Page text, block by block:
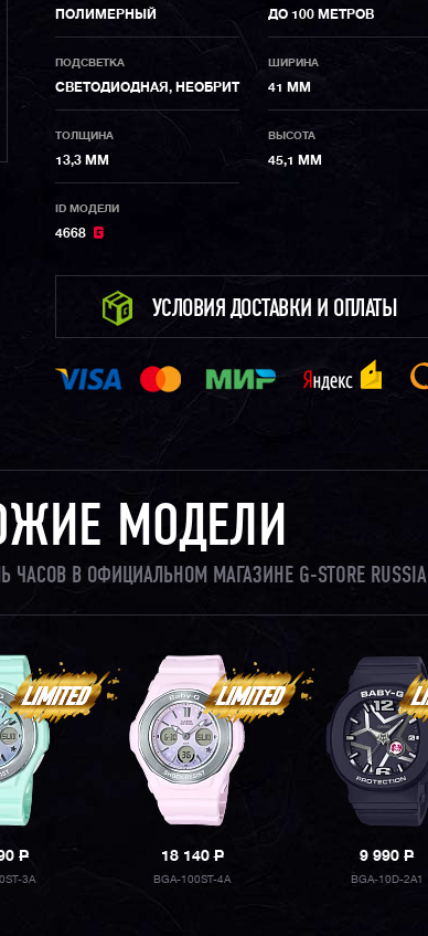
ПОЛИМЕРНЫЙ ДО 100 МЕТРОВ
ПОДСВЕТКА
СВЕТОДИОДНАЯ, НЕОБРИТ
ШИРИНА
41 ММ
ТОЛЩИНА
13,3 ММ
ВЫСОТА
45,1 ММ
ID МОДЕЛИ
4668
УСЛОВИЯ ДОСТАВКИ И ОПЛАТЫ
МОДЕЛИ
ЧАСОВ В ОФИЦИАЛЬНОМ МАГАЗИНЕ G-STORE RUSSIA
P
3A
18 140P
BGA-100ST-4A
9 990P
BGA-10D-2A1